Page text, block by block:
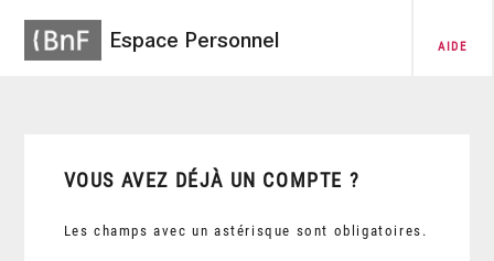
Espace Personnel AIDE
VOUS AVEZ DÉJÀ UN COMPTE ?
Les champs avec un astérisque sont obligatoires.